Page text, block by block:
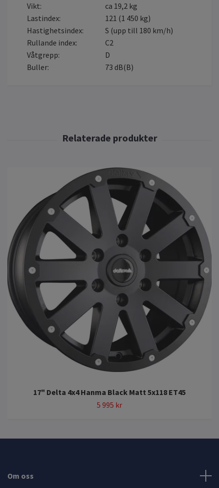
Vikt:
ca 19,2 kg
Lastindex:
121 (1 450 kg)
Hastighetsindex:
S (upp till 180 km/h)
Rullande index:
C2
Våtgrepp:
D
Buller:
73 dB(B)
17" Delta 4x4 Hanma Black Matt 5x118 ET45
5 995 kr
Om oss